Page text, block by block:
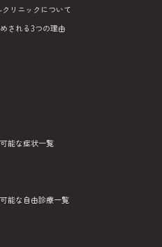
リニックについて
される3つの理由
能な症状一覧
能な自由診療一覧